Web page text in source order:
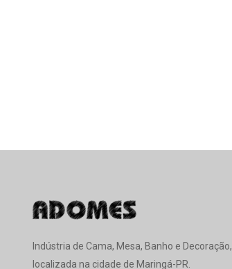
Indústria de Cama, Mesa, Banho e Decoração,
localizada na cidade de Maringá-PR.